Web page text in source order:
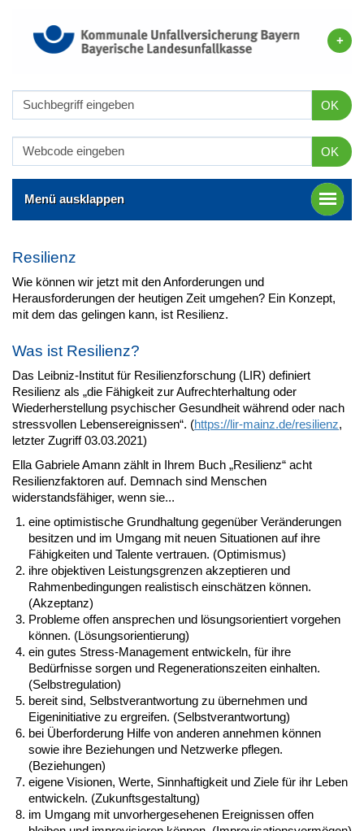
OK
OK
Menü ausklappen
Resilienz
Wie können wir jetzt mit den Anforderungen und
Herausforderungen der heutigen Zeit umgehen? Ein Konzept,
mit dem das gelingen kann, ist Resilienz.
Was ist Resilienz?
Das Leibniz-Institut für Resilienzforschung (LIR) definiert
Resilienz als „die Fähigkeit zur Aufrechterhaltung oder
Wiederherstellung psychischer Gesundheit während oder nach
stressvollen Lebensereignissen“. (https://lir-mainz.de/resilienz,
letzter Zugriff 03.03.2021)
Ella Gabriele Amann zählt in Ihrem Buch „Resilienz“ acht
Resilienzfaktoren auf. Demnach sind Menschen
widerstandsfähiger, wenn sie...
eine optimistische Grundhaltung gegenüber Veränderungen
besitzen und im Umgang mit neuen Situationen auf ihre
Fähigkeiten und Talente vertrauen. (Optimismus)
ihre objektiven Leistungsgrenzen akzeptieren und
Rahmenbedingungen realistisch einschätzen können.
(Akzeptanz)
Probleme offen ansprechen und lösungsorientiert vorgehen
können. (Lösungsorientierung)
ein gutes Stress-Management entwickeln, für ihre
Bedürfnisse sorgen und Regenerationszeiten einhalten.
(Selbstregulation)
bereit sind, Selbstverantwortung zu übernehmen und
Eigeninitiative zu ergreifen. (Selbstverantwortung)
bei Überforderung Hilfe von anderen annehmen können
sowie ihre Beziehungen und Netzwerke pflegen.
(Beziehungen)
eigene Visionen, Werte, Sinnhaftigkeit und Ziele für ihr Leben
entwickeln. (Zukunftsgestaltung)
im Umgang mit unvorhergesehenen Ereignissen offen